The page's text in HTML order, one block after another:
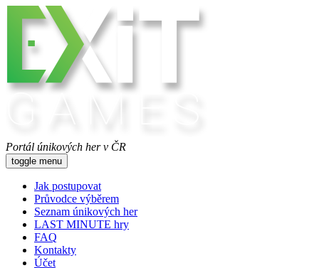
Portál únikových her v ČR
toggle menu
Jak postupovat
Průvodce výběrem
Seznam únikových her
LAST MINUTE hry
FAQ
Kontakty
Účet